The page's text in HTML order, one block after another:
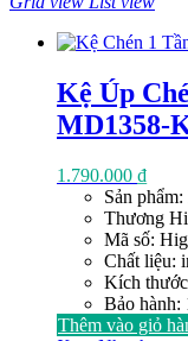
Kệ Úp
MD1358-
1.790.000 ₫
Sản
Thương
Mã số:
Chất liệu:
Kích
Bảo hành:
Thêm vào giỏ